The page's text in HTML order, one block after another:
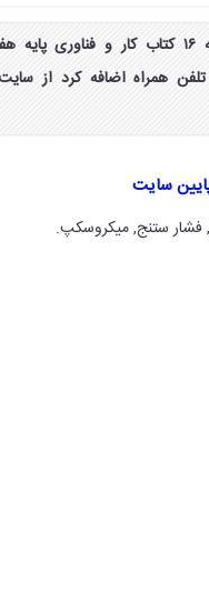
جواب کار کلاسی صفحه ۱۶ کتاب کار و فناوری
تلفن همراه اضافه کرد از
سایت
ستنج, میکروسکپ.